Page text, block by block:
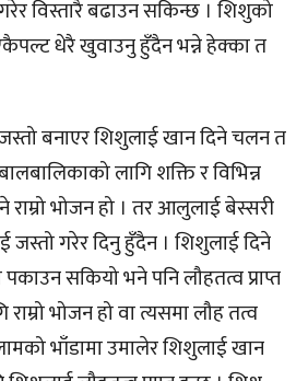
विस्तारै बढाउन सकिन्छ । शिशुको
धेरै खुवाउनु हुँदैन भन्ने हेक्का त
बनाएर शिशुलाई खान दिने चलन त
लागि शक्ति र विभिन्न
राम्रो भोजन हो । तर आलुलाई बेस्सरी
जस्तो गरेर दिनु हुँदैन । शिशुलाई दिने
सकियो भने पनि लौहतत्व प्राप्त
भोजन हो वा त्यसमा लौह तत्व
भाँडामा उमालेर शिशुलाई खान